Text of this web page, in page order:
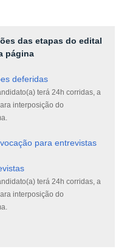
das etapas do edital
página
deferidas
terá 24h corridas, a
interposição do
para entrevistas
terá 24h corridas, a
interposição do